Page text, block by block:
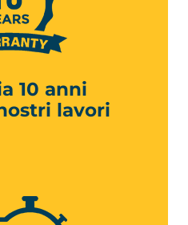
10 anni
lavori